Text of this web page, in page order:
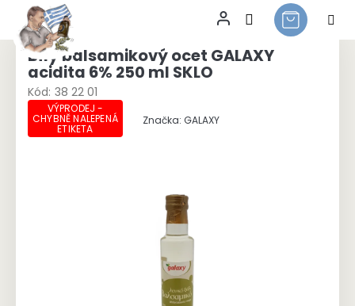
Přejít
obsahBílý balsamikový ocet GALAXY
acidita 6% 250 ml SKLO
Kód: 38 22 01
VÝPRODEJ -
CHYBNĚ NALEPENÁ
ETIKETA
Značka: GALAXY